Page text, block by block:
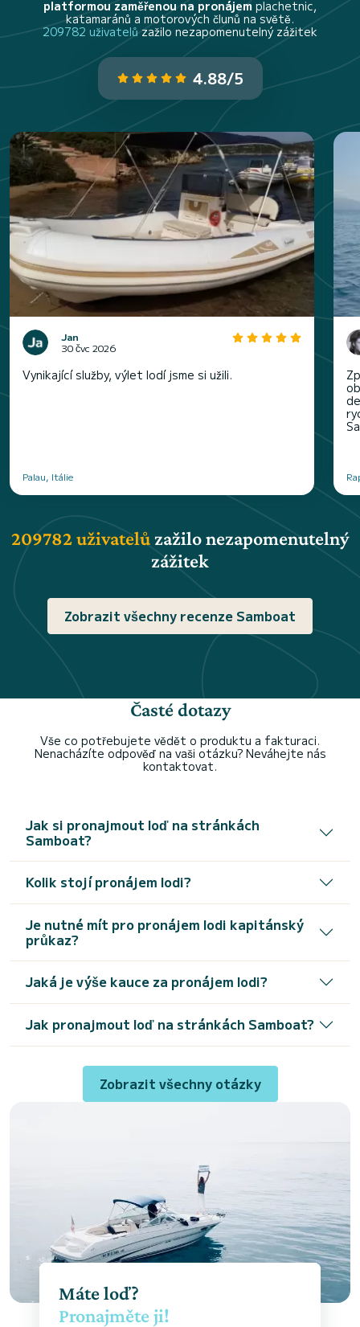
platformou zaměřenou na pronájem plachetnic,
katamaránů a motorových člunů na světě.
209782 uživatelůzažilo nezapomenutelný zážitek
4.88/5
Jan
30 čvc 2026
Vynikající služby, výlet lodí jsme si užili.
Palau, Itálie
209782 uživatelů zažilo nezapomenutelný
zážitek
Zobrazit všechny recenze Samboat
Časté dotazy
Vše co potřebujete vědět o produktu a fakturaci.
Nenacházíte odpověď na vaši otázku? Neváhejte nás
kontaktovat.
Jak si pronajmout loď na stránkách
Samboat?
Kolik stojí pronájem lodi?
Je nutné mít pro pronájem lodi kapitánský
průkaz?
Jaká je výše kauce za pronájem lodi?
Jak pronajmout loď na stránkách Samboat?
Zobrazit všechny otázky
Máte loď?
Pronajměte ji!